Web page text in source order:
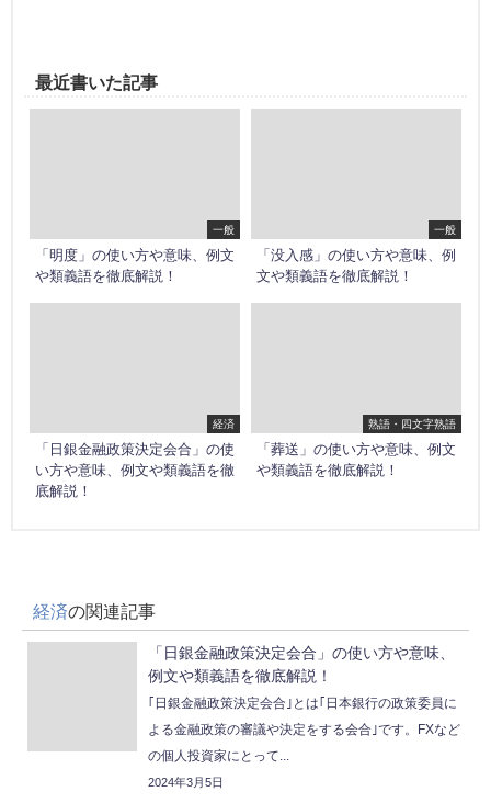
最近書いた記事
一般
「明度」の使い方や意味、例文
や類義語を徹底解説！
一般
「没入感」の使い方や意味、例
文や類義語を徹底解説！
経済
「日銀金融政策決定会合」の使
い方や意味、例文や類義語を徹
底解説！
熟語・四文字熟語
「葬送」の使い方や意味、例文
や類義語を徹底解説！
経済の関連記事
「日銀金融政策決定会合」の使い方や意味、
例文や類義語を徹底解説！
｢日銀金融政策決定会合｣とは｢日本銀行の政策委員に
よる金融政策の審議や決定をする会合｣です。FXなど
の個人投資家にとって...
2024年3月5日